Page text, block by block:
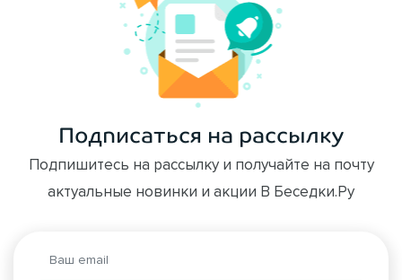
Подписаться на рассылку
Подпишитесь на рассылку и получайте на почту
актуальные новинки и акции В Беседки.Ру